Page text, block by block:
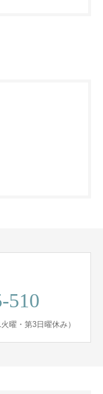
510
曜・第3日曜休み）